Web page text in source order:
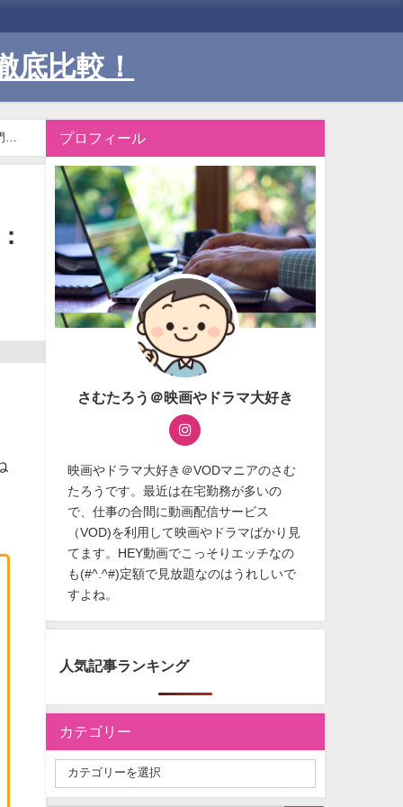
比較！
プロフィール
さむたろう＠映画やドラマ大好き
映画やドラマ大好き＠VODマニアのさむ
たろうです。最近は在宅勤務が多いの
で、仕事の合間に動画配信サービス
（VOD)を利用して映画やドラマばかり見
てます。HEY動画でこっそりエッチなの
も(#^.^#)定額で見放題なのはうれしいで
すよね。
人気記事ランキング
カテゴリー